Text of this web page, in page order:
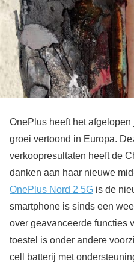
OnePlus heeft het
groei vertoond in Europa.
verkoopresultaten heeft de
danken aan haar nieuwe
OnePlus Nord 2 5G is de
smartphone is sinds een
over geavanceerde functies
toestel is onder andere
cell batterij met